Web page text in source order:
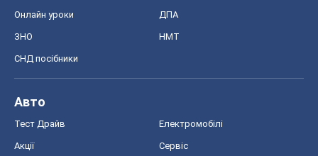
Онлайн уроки ДПА
ЗНО НМТ
СНД посібники
Авто
Тест Драйв Електромобілі
Акції Сервіс